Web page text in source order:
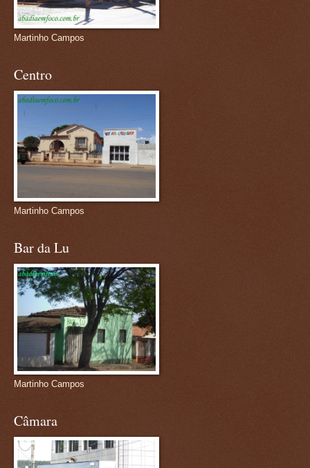
Martinho Campos
Centro
Martinho Campos
Bar da Lu
Martinho Campos
Câmara